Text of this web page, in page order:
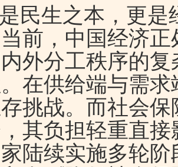
民生之本，更
前，中国经济
外分工秩序的
在供给端与需
挑战。而社会
其负担轻重直
陆续实施多轮